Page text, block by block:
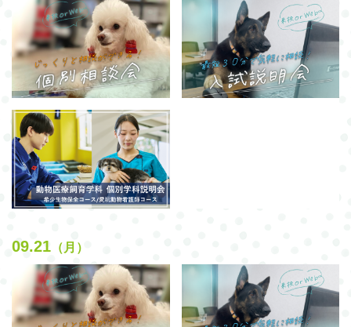
09.21 （月）